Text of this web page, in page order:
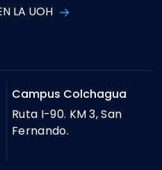
LA UOH
Campus Colchagua
Ruta I-90. KM 3, San
Fernando.